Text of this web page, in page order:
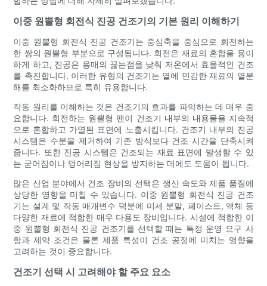
이중 원뿔형 회전식 진공 건조기의 기본 원리 이해하기
이중 원뿔형 회전식 진공 건조기는 중심축을 중심으로 회전하는
한 쌍의 원뿔형 부분으로 구성됩니다. 회전은 재료의 혼합을 용이
하게 하고, 진공은 용매의 끓는점을 낮춰 저온에서 효율적인 건조
를 촉진합니다. 이러한 유형의 건조기는 열에 민감한 재료의 열분
해를 최소화하므로 특히 유용합니다.
작동 원리를 이해하는 것은 건조기의 효과를 파악하는 데 매우 중
요합니다. 회전하는 원뿔형 팬이 건조기 내부의 내용물을 지속적
으로 혼합하고 가열된 표면에 노출시킵니다. 건조기 내부의 진공
시스템은 수분을 제거하여 기존 방식보다 건조 시간을 단축시켜
줍니다. 또한 진공 시스템은 건조되는 재료 표면에 발생할 수 있
는 굳어짐이나 덩어리짐 현상을 방지하는 데에도 도움이 됩니다.
많은 산업 분야에서 건조 장비의 선택은 생산 속도와 제품 품질에
상당한 영향을 미칠 수 있습니다. 이중 원뿔형 회전식 진공 건조
기는 설계 및 작동 매개변수 덕분에 미세 분말, 페이스트, 액체 등
다양한 재료에 적합한 매우 다용도 장비입니다. 시설에 적합한 이
중 원뿔형 회전식 진공 건조기를 선택할 때는 특정 운영 요구 사
항과 제약 조건은 물론 제품 특성이 건조 공정에 미치는 영향을
고려하는 것이 중요합니다.
건조기 선택 시 고려해야 할 주요 요소